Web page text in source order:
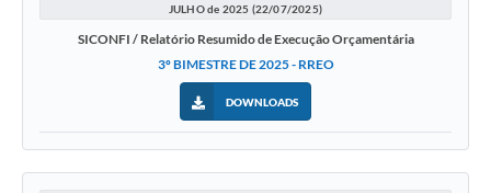
JULHO de 2025 (22/07/2025)
SICONFI / Relatório Resumido de Execução Orçamentária
3º BIMESTRE DE 2025 - RREO
DOWNLOADS